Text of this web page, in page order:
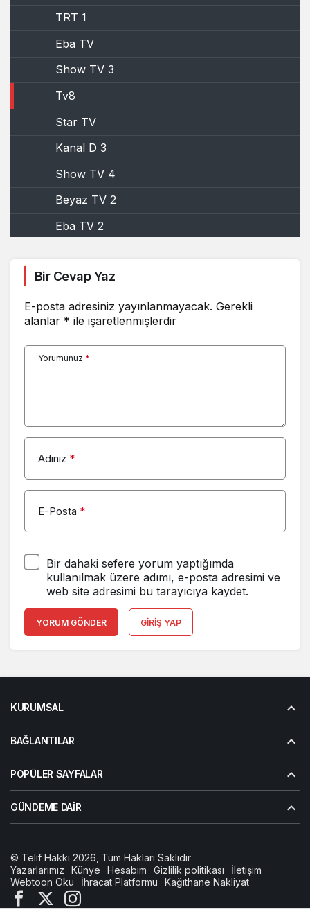
TRT 1
Eba TV
Show TV 3
Tv8
Star TV
Kanal D 3
Show TV 4
Beyaz TV 2
Eba TV 2
Kanal 7
Beyaz TV 4
Bir Cevap Yaz
E-posta adresiniz yayınlanmayacak. Gerekli
alanlar * ile işaretlenmişlerdir
Yorumunuz *
Adınız *
E-Posta *
Bir dahaki sefere yorum yaptığımda
kullanılmak üzere adımı, e-posta adresimi ve
web site adresimi bu tarayıcıya kaydet.
YORUM GÖNDER GIRIŞ YAP
KURUMSAL
BAĞLANTILAR
POPÜLER SAYFALAR
GÜNDEME DAIR
© Telif Hakkı 2026, Tüm Hakları Saklıdır
Yazarlarımız
Künye Hesabım Gizlilik politikası
İletişim
Webtoon Oku
İhracat Platformu Kağıthane Nakliyat